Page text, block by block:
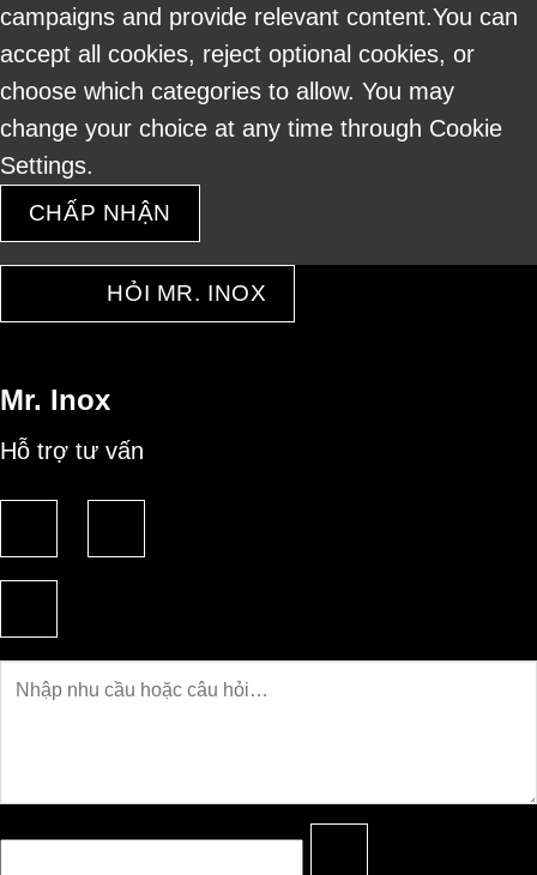
campaigns and provide relevant content.You can
accept all cookies, reject optional cookies, or
choose which categories to allow. You may
change your choice at any time through Cookie
Settings.
CHẤP NHẬN
HỎI MR. INOX
Mr. Inox
Hỗ trợ tư vấn